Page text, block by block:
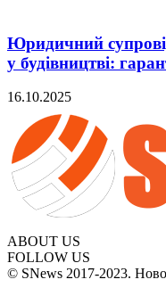
Юридичний
у будівництві:
16.10.2025
ABOUT US
FOLLOW US
© SNews 2017-2023.